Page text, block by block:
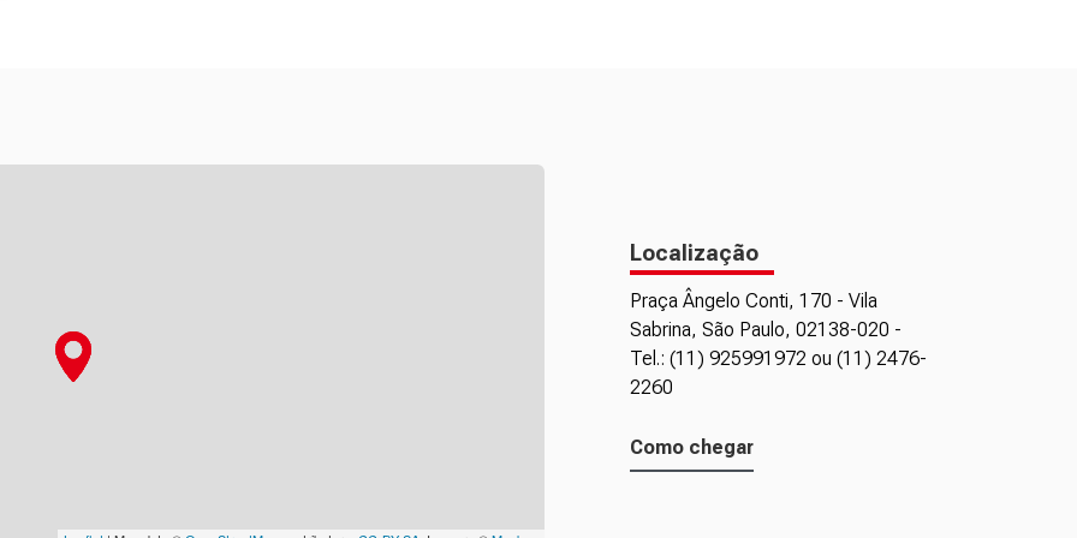
Localização
Praça Ângelo Conti, 170 - Vila
Sabrina, São Paulo, 02138-020 -
Tel.: (11) 925991972 ou (11) 2476-
2260
Como chegar